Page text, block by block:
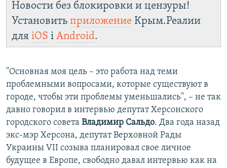
Новости без блокировки и цензуры!
Установить приложение Крым.Реалии
для iOS і Android.
"Основная моя цель – это работа над теми
проблемными вопросами, которые существуют в
городе, чтобы эти проблемы уменьшались", – не так
давно говорил в интервью депутат Херсонского
городского совета Владимир Сальдо. Два года назад
экс-мэр Херсона, депутат Верховной Рады
Украины VII созыва планировал свое личное
будущее в Европе, свободно давал интервью как на